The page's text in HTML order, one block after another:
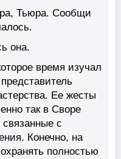
Тьюра. Сообщи
она.
время изучал
Ее жесты
так в Своре
с
Конечно, на
полностью